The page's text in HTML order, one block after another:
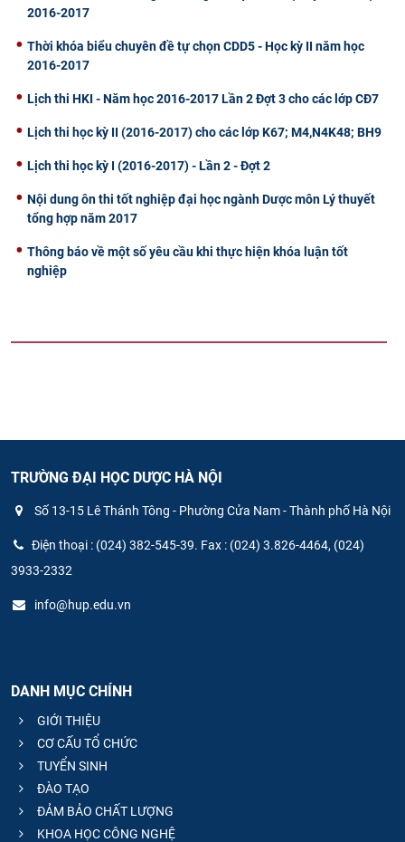
2016-2017
Thời khóa biểu chuyên đề tự chọn CDD5 - Học kỳ II năm học
2016-2017
Lịch thi HKI - Năm học 2016-2017 Lần 2 Đợt 3 cho các lớp CĐ7
Lịch thi học kỳ II (2016-2017) cho các lớp K67; M4,N4K48; BH9
Lịch thi học kỳ I (2016-2017) - Lần 2 - Đợt 2
Nội dung ôn thi tốt nghiệp đại học ngành Dược môn Lý thuyết
tổng hợp năm 2017
Thông báo về một số yêu cầu khi thực hiện khóa luận tốt
nghiệp
TRƯỜNG ĐẠI HỌC DƯỢC HÀ NỘI
Số 13-15 Lê Thánh Tông - Phường Cửa Nam - Thành phố Hà Nội
Điện thoại : (024) 382-545-39. Fax : (024) 3.826-4464, (024)
3933-2332
info@hup.edu.vn
DANH MỤC CHÍNH
GIỚI THIỆU
CƠ CẤU TỔ CHỨC
TUYỂN SINH
ĐÀO TẠO
ĐẢM BẢO CHẤT LƯỢNG
KHOA HỌC CÔNG NGHỆ